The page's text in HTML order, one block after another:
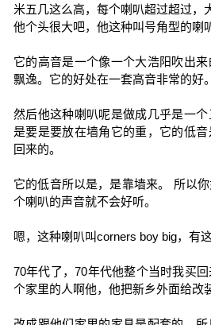
米五几这么高，每个喇叭超过超过，
他个头很大吧，他这种叫号角型的喇
它的高音是一个像一个大浩阳吹出
飘逸。它的好处在一套高音非常的好。
然后他这种喇叭呢是做成几乎是一
是要是要放在墙角它的重，它的低
回来的。
它的低音所以是，是靠墙来。 所以
个喇叭的声音就不会好听。
嗯，这种喇叭叫corners boy big，有
70年代了，70年代他整个当时我买
个家里的人啊他，他把新乡外面给改